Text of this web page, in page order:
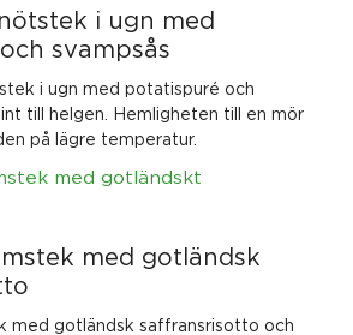
i ugn med
svampsås
i ugn med potatispuré och
till helgen. Hemligheten till en mör
på lägre temperatur.
med gotländsk
med gotländsk saffransrisotto och